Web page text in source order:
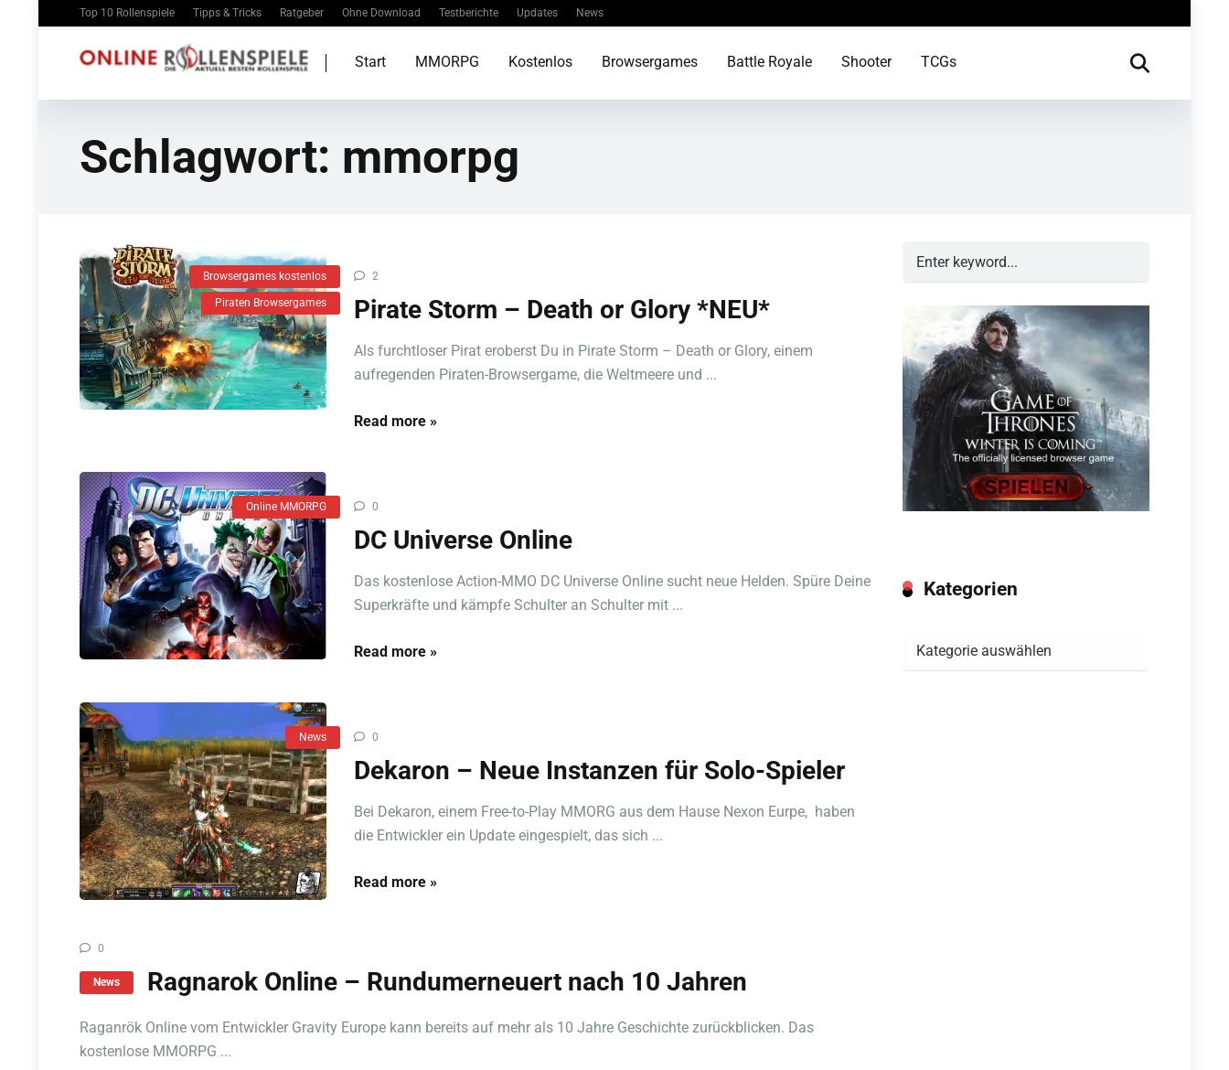
Top 10 Rollenspiele Tipps & Tricks Ratgeber Ohne Download Testberichte Updates News
Start MMORPG Kostenlos Browsergames Battle Royale Shooter TCGs
Schlagwort: mmorpg
Browsergames kostenlos
Piraten Browsergames
2
Pirate Storm – Death or Glory *NEU*
Als furchtloser Pirat eroberst Du in Pirate Storm – Death or Glory, einem
aufregenden Piraten-Browsergame, die Weltmeere und ...
Read more »
Online MMORPG 0
DC Universe Online
Das kostenlose Action-MMO DC Universe Online sucht neue Helden. Spüre Deine
Superkräfte und kämpfe Schulter an Schulter mit ...
Read more »
News 0
Dekaron – Neue Instanzen für Solo-Spieler
Bei Dekaron, einem Free-to-Play MMORG aus dem Hause Nexon Eurpe, haben
die Entwickler ein Update eingespielt, das sich ...
Read more »
0
News Ragnarok Online – Rundumerneuert nach 10 Jahren
Raganrök Online vom Entwickler Gravity Europe kann bereits auf mehr als 10 Jahre Geschichte zurückblicken. Das
kostenlose MMORPG ...
Kategorien